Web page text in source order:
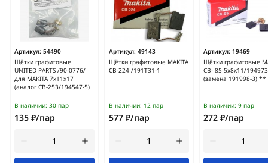
Артикул: 54490
Щётки графитовые
UNITED PARTS /90-0776/
для MAKITA 7х11х17
(аналог СВ-253/194547-5)
В наличии: 30 пар
135 ₽/пар
Артикул: 49143
Щётки графитовые MAKITA
CB-224 /191T31-1
В наличии: 12 пар
577 ₽/пар
Артикул: 19469
Щётки графитовые
CB- 85 5x8x11/
(замена 191998-3) **
В наличии: 9 пар
272 ₽/пар